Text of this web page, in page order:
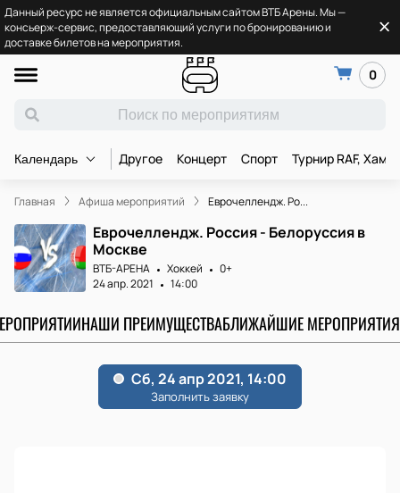
Данный ресурс не является официальным сайтом ВТБ Арены. Мы —
консьерж-сервис, предоставляющий услуги по бронированию и
доставке билетов на мероприятия.
0
Календарь Другое Концерт Спорт Турнир RAF,
Главная Афиша мероприятий Еврочеллендж. Ро...
Еврочеллендж. Россия - Белоруссия в
Москве
ВТБ-АРЕНА Хоккей
0+
24 апр. 2021
14:00
НАШИ ПРЕИМУЩЕСТВАБЛИЖАЙШИЕ МЕРОПРИЯТИЯ